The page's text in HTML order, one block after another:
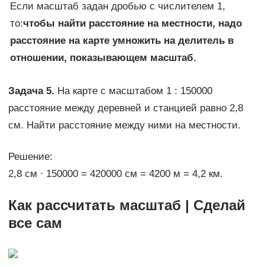
Если масштаб задан дробью с числителем 1,
то:чтобы найти расстояние на местности, надо
расстояние на карте умножить на делитель в
отношении, показывающем масштаб.
Задача 5. На карте с масштабом 1 : 150000
расстояние между деревней и станцией равно 2,8
см. Найти расстояние между ними на местности.
Решение:
2,8 см ∙ 150000 = 420000 см = 4200 м = 4,2 км.
Как рассчитать масштаб | Сделай
все сам